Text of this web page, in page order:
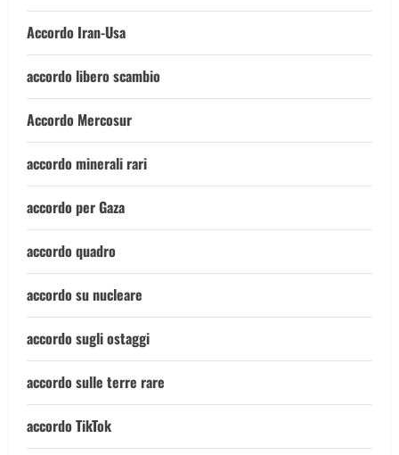
Accordo Iran-Usa
accordo libero scambio
Accordo Mercosur
accordo minerali rari
accordo per Gaza
accordo quadro
accordo su nucleare
accordo sugli ostaggi
accordo sulle terre rare
accordo TikTok